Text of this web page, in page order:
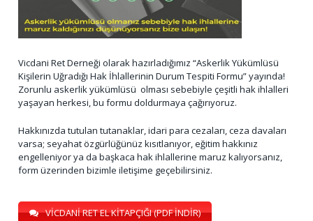
Vicdani Ret Derneği olarak hazırladığımız “Askerlik Yükümlüsü
Kişilerin Uğradığı Hak İhlallerinin Durum Tespiti Formu” yayında!
Zorunlu askerlik yükümlüsü olması sebebiyle çeşitli hak ihlalleri
yaşayan herkesi, bu formu doldurmaya çağırıyoruz.
Hakkınızda tutulan tutanaklar, idari para cezaları, ceza davaları
varsa; seyahat özgürlüğünüz kısıtlanıyor, eğitim hakkınız
engelleniyor ya da başkaca hak ihlallerine maruz kalıyorsanız,
form üzerinden bizimle iletişime geçebilirsiniz.
VİCDANİ RET EL KİTAPÇIĞI (PDF İNDİR)